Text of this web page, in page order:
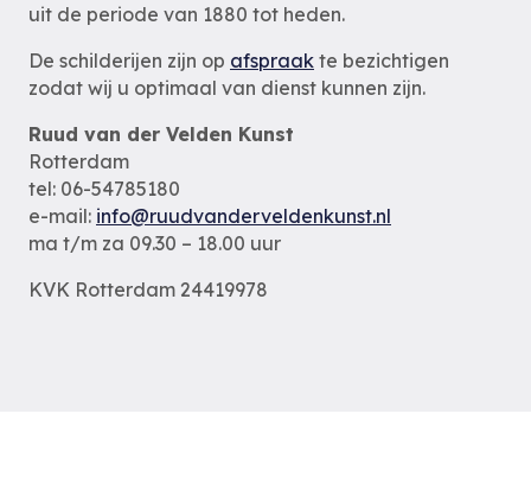
uit de periode van 1880 tot heden.
De schilderijen zijn op afspraak te bezichtigen
zodat wij u optimaal van dienst kunnen zijn.
Ruud van der Velden Kunst
Rotterdam
tel: 06-54785180
e-mail: info@ruudvanderveldenkunst.nl
ma t/m za 09.30 – 18.00 uur
KVK Rotterdam 24419978